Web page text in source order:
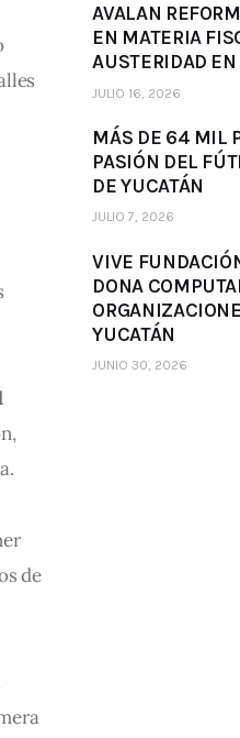
de
AVALAN
EN MATERIA
AUSTERIDAD EN
JULIO 16, 2026
MÁS DE 64 MIL
PASIÓN DEL
DE YUCATÁN
JULIO 7, 2026
VIVE
DONA
YUCATÁN
JUNIO 30, 2026